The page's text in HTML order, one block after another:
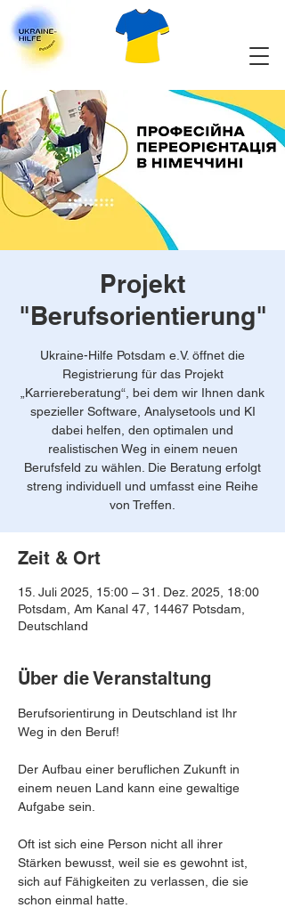
Projekt
"Berufsorientierung"
Ukraine-Hilfe Potsdam e.V. öffnet die
Registrierung für das Projekt
„Karriereberatung“, bei dem wir Ihnen dank
spezieller Software, Analysetools und KI
dabei helfen, den optimalen und
realistischen Weg in einem neuen
Berufsfeld zu wählen. Die Beratung erfolgt
streng individuell und umfasst eine Reihe
von Treffen.
Zeit & Ort
15. Juli 2025, 15:00 – 31. Dez. 2025, 18:00
Potsdam, Am Kanal 47, 14467 Potsdam,
Deutschland
Über die Veranstaltung
Berufsorientirung in Deutschland ist Ihr
Weg in den Beruf!
Der Aufbau einer beruflichen Zukunft in
einem neuen Land kann eine gewaltige
Aufgabe sein.
Oft ist sich eine Person nicht all ihrer
Stärken bewusst, weil sie es gewohnt ist,
sich auf Fähigkeiten zu verlassen, die sie
schon einmal hatte.